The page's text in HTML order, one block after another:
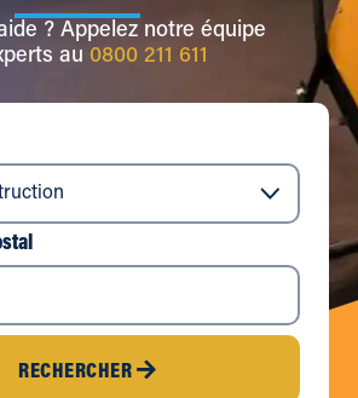
? Appelez notre équipe
au 0800 211 611
RECHERCHER